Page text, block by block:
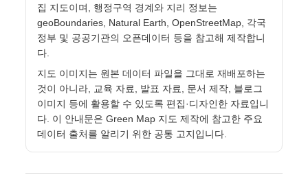
집 지도이며, 행정구역 경계와 지리 정보는
geoBoundaries, Natural Earth, OpenStreetMap, 각국
정부 및 공공기관의 오픈데이터 등을 참고해 제작합니
다.
지도 이미지는 원본 데이터 파일을 그대로 재배포하는
것이 아니라, 교육 자료, 발표 자료, 문서 제작, 블로그
이미지 등에 활용할 수 있도록 편집·디자인한 자료입니
다. 이 안내문은 Green Map 지도 제작에 참고한 주요
데이터 출처를 알리기 위한 공통 고지입니다.